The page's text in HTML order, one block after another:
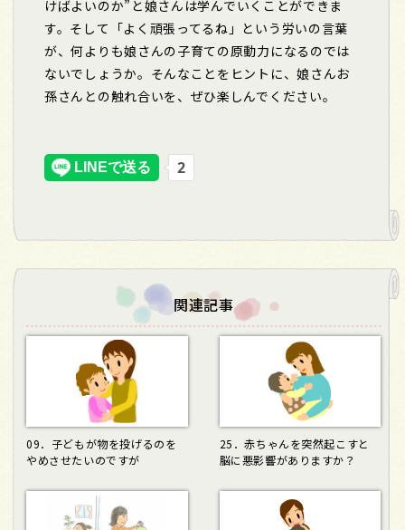
けばよいのか” と娘さんは学んでいくことができま
す。そして「よく頑張ってるね」という労いの言葉
が、何よりも娘さんの子育ての原動力になるのでは
ないでしょうか。そんなことをヒントに、娘さんお
孫さんとの触れ合いを、ぜひ楽しんでください。
関連記事
09．子どもが物を投げるのを
やめさせたいのですが
25．赤ちゃんを突然起こすと
脳に悪影響がありますか？